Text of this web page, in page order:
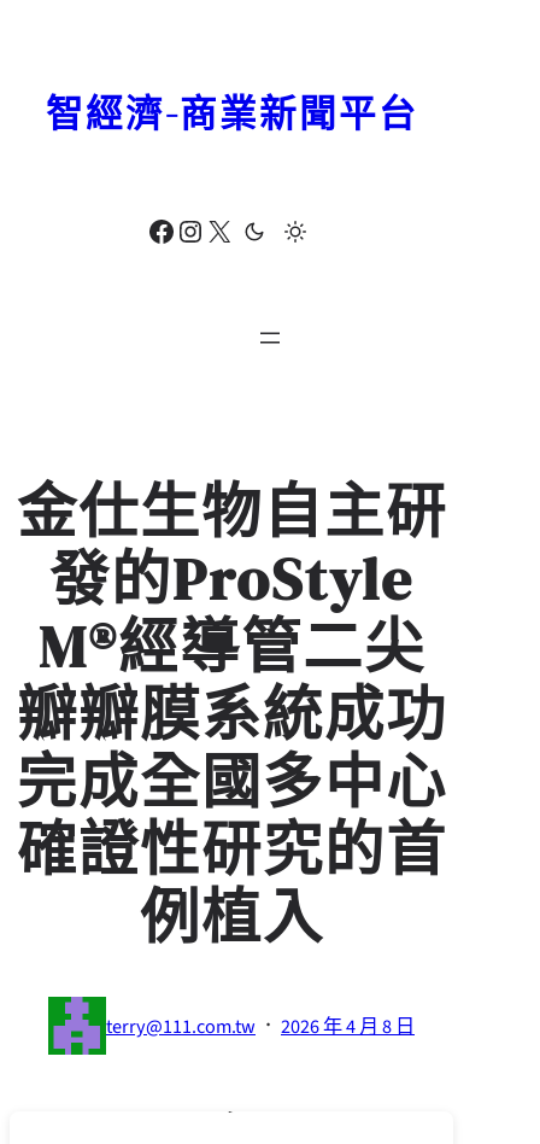
Facebook Instagram X
智經濟-商業新聞平台
金仕生物自主研
發的ProStyle
M®經導管二尖
瓣瓣膜系統成功
完成全國多中心
確證性研究的首
例植入
terry@111.com.tw · 2026 年 4 月 8 日